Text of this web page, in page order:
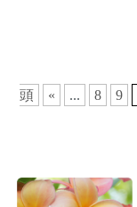
頭
« ... 8 9